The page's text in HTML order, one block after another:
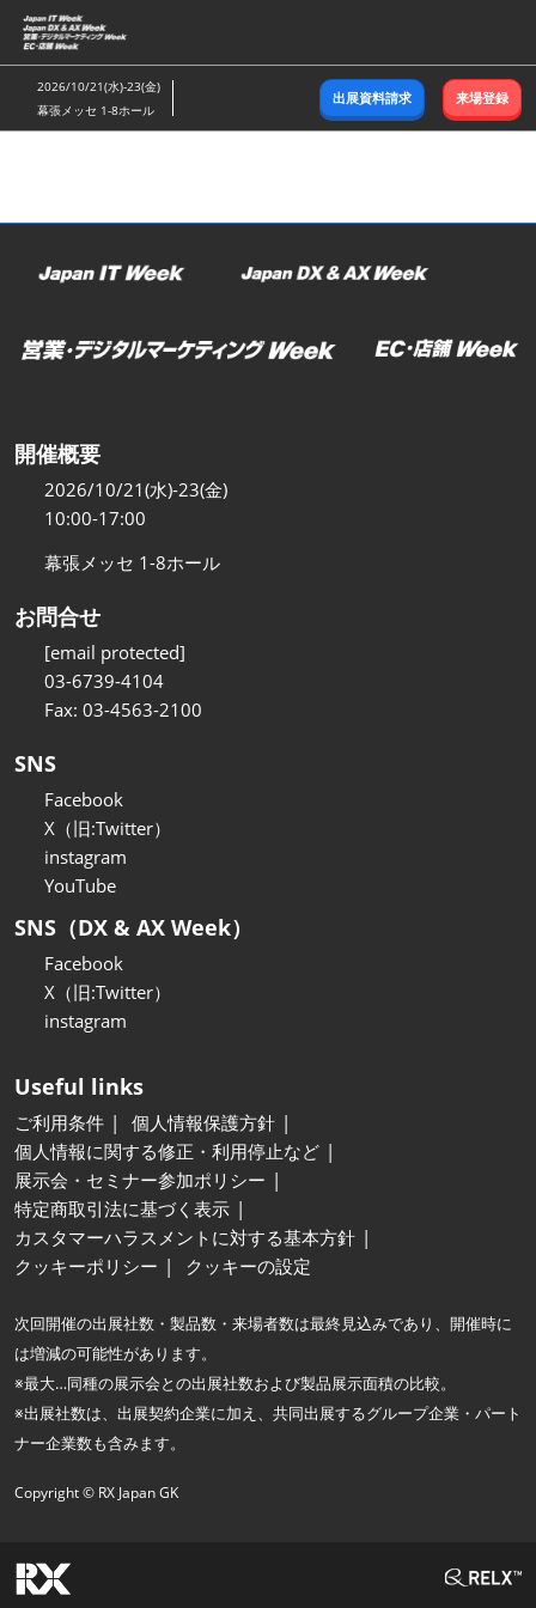
ス
キ
ッ
し
む
2026/10/21(水)-23(金)
幕張メッセ 1-8ホール
出展資料請求 来場登録
開催概要
2026/10/21(水)-23(金)
10:00-17:00
幕張メッセ 1-8ホール
お問合せ
[email protected]
03-6739-4104
Fax: 03-4563-2100
SNS
Facebook
X（旧:Twitter）
instagram
YouTube
SNS（DX & AX Week）
Facebook
X（旧:Twitter）
instagram
Useful links
ご利用条件
個人情報保護方針
個人情報に関する修正・利用停止など
展示会・セミナー参加ポリシー
特定商取引法に基づく表示
カスタマーハラスメントに対する基本方針
クッキーポリシー
クッキーの設定
次回開催の出展社数・製品数・来場者数は最終見込みであり、開催時に
は増減の可能性があります。
※最大…同種の展示会との出展社数および製品展示面積の比較。
※出展社数は、出展契約企業に加え、共同出展するグループ企業・パート
ナー企業数も含みます。
Copyright © RX Japan GK